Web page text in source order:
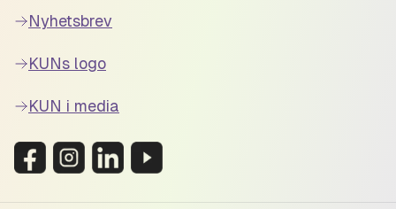
Nyhetsbrev
KUNs logo
KUN i media